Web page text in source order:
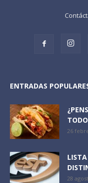
ENTRADAS
26
28